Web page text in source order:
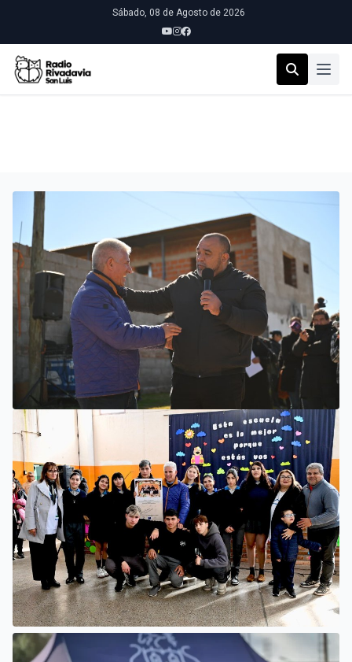
Sábado, 08 de Agosto de 2026
VILLA MERCEDES
COMENZÓ UNA OBRA PARA AMPLIAR LAS REDES DE
AGUA POTABLE Y CLOACAS EN VILLA MERCEDES
SAN LUIS